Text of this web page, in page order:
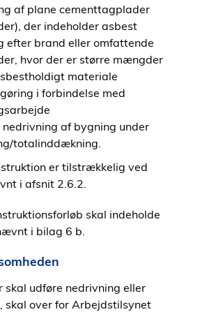
af plane cementtagplader
der indeholder asbest
efter brand eller omfattende
hvor der er større mængder
materiale
i forbindelse med
af bygning under
totalinddækning.
er tilstrækkelig ved
i afsnit 2.6.2.
skal indeholde
i bilag 6 b.
skal udføre nedrivning eller
skal over for Arbejdstilsynet